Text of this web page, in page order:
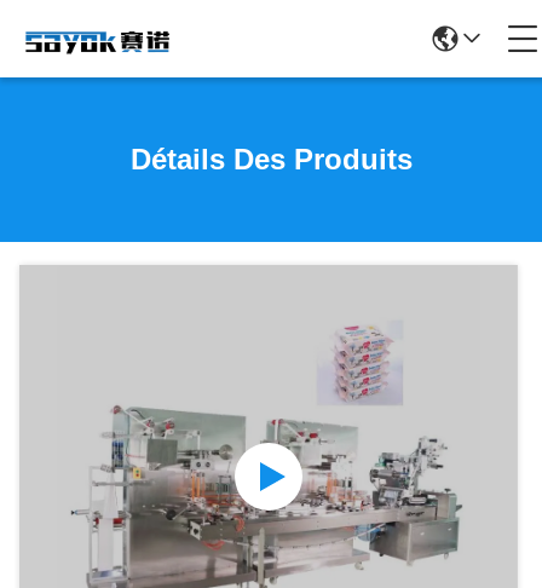
Détails Des Produits